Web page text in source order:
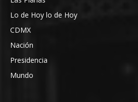
Lo de Hoy lo de Hoy
CDMX
Nación
Presidencia
Mundo